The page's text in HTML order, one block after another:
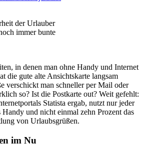
der Urlauber
immer bunte
in denen man ohne Handy und Internet
die gute alte Ansichtskarte langsam
verschickt man schneller per Mail oder
so? Ist die Postkarte out? Weit gefehlt:
Statista ergab, nutzt nur jeder
und nicht einmal zehn Prozent das
von Urlaubsgrüßen.
im Nu